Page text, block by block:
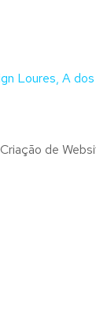
Loures, A